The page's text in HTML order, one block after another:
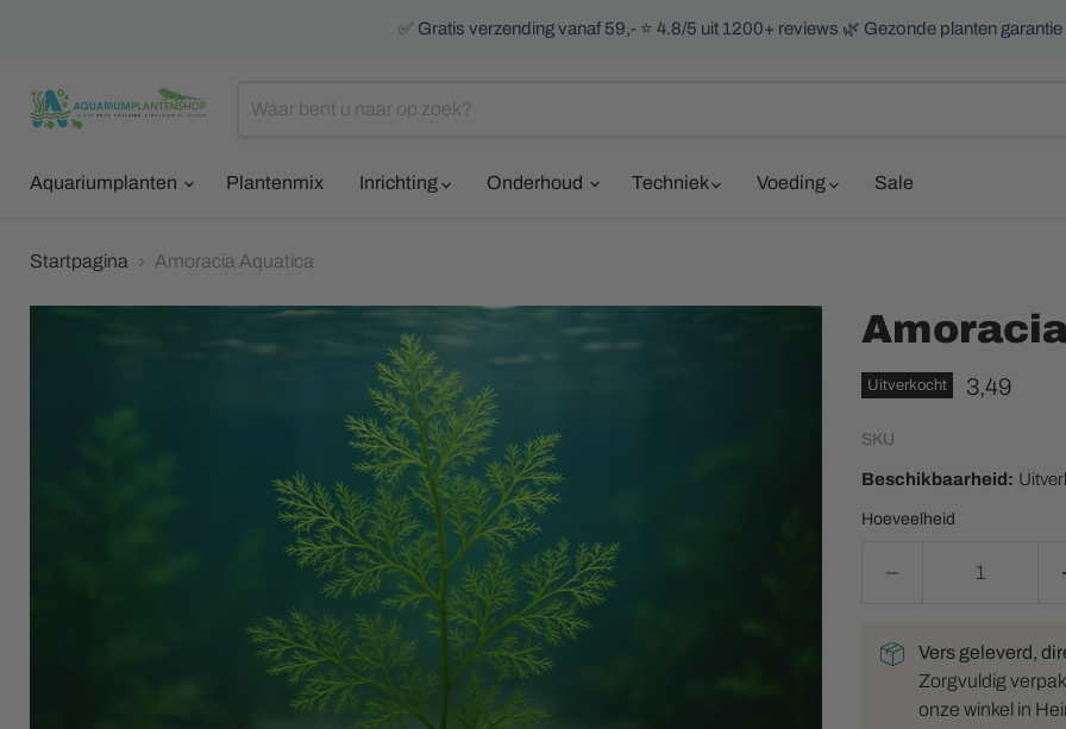
✅ Gratis verzending vanaf 59,- ⭐ 4.8/5 uit 1200+ reviews 🌿 Gezonde planten
Aquariumplanten
Plantenmix Inrichting Onderhoud Techniek Voeding Sale
Startpagina Amoracia Aquatica
Uitverkocht Huidige
3,49
SKU
Beschikbaarheid:
Hoeveelheid
Vers geleverd,
Zorgvuldig
onze winkel in